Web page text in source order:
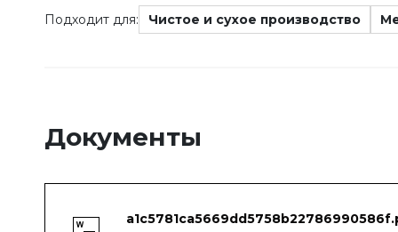
Подходит для: Чистое и сухое производство
Документы